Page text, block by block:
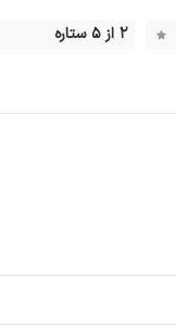
۲ از ۵ ستاره